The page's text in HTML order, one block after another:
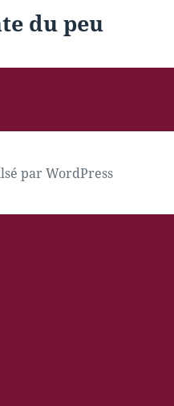
du peu
par WordPress